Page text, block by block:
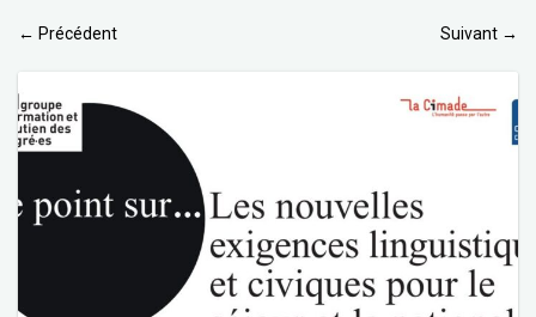
← Précédent Suivant →